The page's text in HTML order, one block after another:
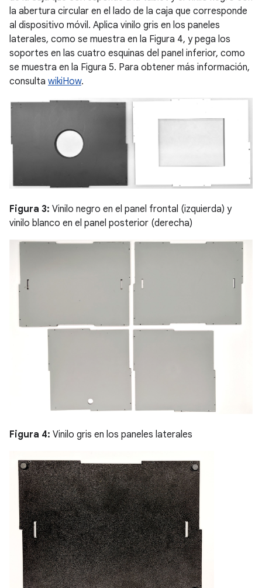
la abertura circular en el lado de la caja que corresponde
al dispositivo móvil. Aplica vinilo gris en los paneles
laterales, como se muestra en la Figura 4, y pega los
soportes en las cuatro esquinas del panel inferior, como
se muestra en la Figura 5. Para obtener más información,
consulta wikiHow.
Figura 3: Vinilo negro en el panel frontal (izquierda) y
vinilo blanco en el panel posterior (derecha)
Figura 4: Vinilo gris en los paneles laterales